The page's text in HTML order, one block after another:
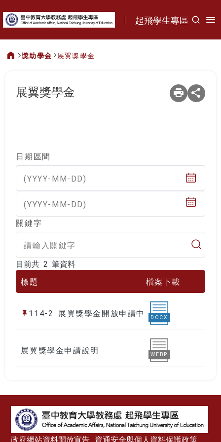
起飛學生專區
獎助學金 展翼獎學金
展翼獎學金
日期區間
(YYYY-MM-DD)
(YYYY-MM-DD)
關鍵字
目前共 2 筆資料
目前共 2 筆資料
標題 檔案下載
114-2 展翼獎學金開放申請中
DOCX
展翼獎學金申請說明
WEBP
政府網站資料開放宣告 資通安全與個人資料保護政策、